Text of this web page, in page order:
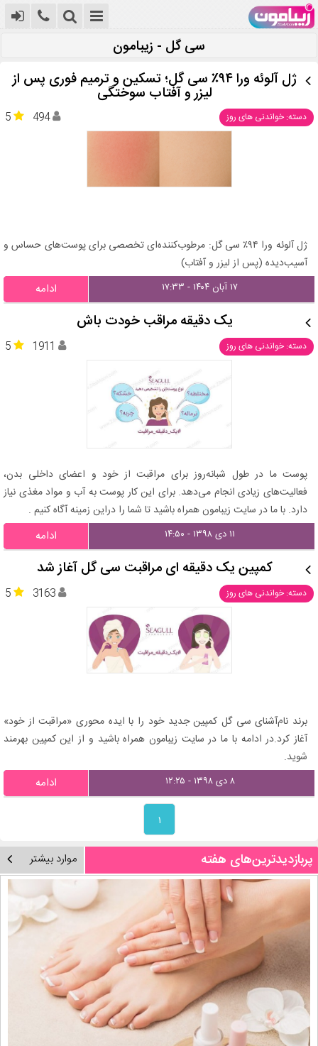
سی گل - زیبامون
ژل آلوئه ورا ۹۴٪ سی گل؛ تسکین و ترمیم فوری پس از
لیزر و آفتاب سوختگی
دسته: خواندنی های روز 5 494
ژل آلوئه ورا ۹۴٪ سی گل: مرطوب‌کننده‌ای تخصصی برای پوست‌های حساس و
آسیب‌دیده (پس از لیزر و آفتاب)
۱۷ آبان ۱۴۰۴ - ۱۷:۳۳ ادامه
یک دقیقه مراقب خودت باش
دسته: خواندنی های روز 5 1911
پوست ما در طول شبانه‌روز برای مراقبت از خود و اعضای داخلی بدن،
فعالیت‌های زیادی انجام می‌دهد. برای این کار پوست به آب و مواد مغذی نیاز
دارد. با ما در سایت زیبامون همراه باشید تا شما را دراین زمینه آگاه کنیم .
۱۱ دی ۱۳۹۸ - ۱۴:۵۰ ادامه
کمپین یک دقیقه ای مراقبت سی گل آغاز شد
دسته: خواندنی های روز 5 3163
برند نام‌آشنای سی گل کمپین جدید خود را با ایده محوری «مراقبت از خود»
آغاز کرد.در ادامه با ما در سایت زیبامون همراه باشید و از این کمپین بهرمند
شوید.
۸ دی ۱۳۹۸ - ۱۲:۲۵ ادامه
۱
پربازدیدترین‌های هفته موارد بیشتر